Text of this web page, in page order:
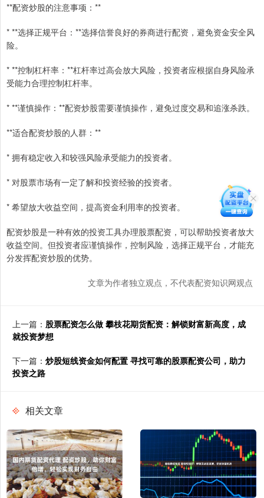
**配资炒股的注意事项：**
* **选择正规平台：**选择信誉良好的券商进行配资，避免资金安全风
险。
* **控制杠杆率：**杠杆率过高会放大风险，投资者应根据自身风险承
受能力合理控制杠杆率。
* **谨慎操作：**配资炒股需要谨慎操作，避免过度交易和追涨杀跌。
**适合配资炒股的人群：**
* 拥有稳定收入和较强风险承受能力的投资者。
* 对股票市场有一定了解和投资经验的投资者。
* 希望放大收益空间，提高资金利用率的投资者。
配资炒股是一种有效的投资工具办理股票配资，可以帮助投资者放大
收益空间。但投资者应谨慎操作，控制风险，选择正规平台，才能充
分发挥配资炒股的优势。
文章为作者独立观点，不代表配资知识网观点
上一篇： 股票配资怎么做 攀枝花期货配资：解锁财富新高度，成
就投资梦想
下一篇： 炒股短线资金如何配置 寻找可靠的股票配资公司，助力
投资之路
相关文章